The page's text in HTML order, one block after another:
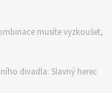
musíte vyzkoušet,
divadla: Slavný herec